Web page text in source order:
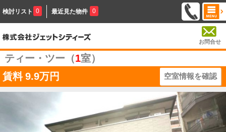
検討リスト 0 最近見た物件 0
お問合せ
ティー・ツー（1室）
賃料 9.9万円 空室情報を確認